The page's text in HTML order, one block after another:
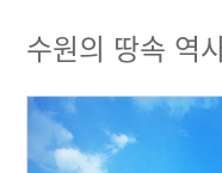
수원의 땅속 역